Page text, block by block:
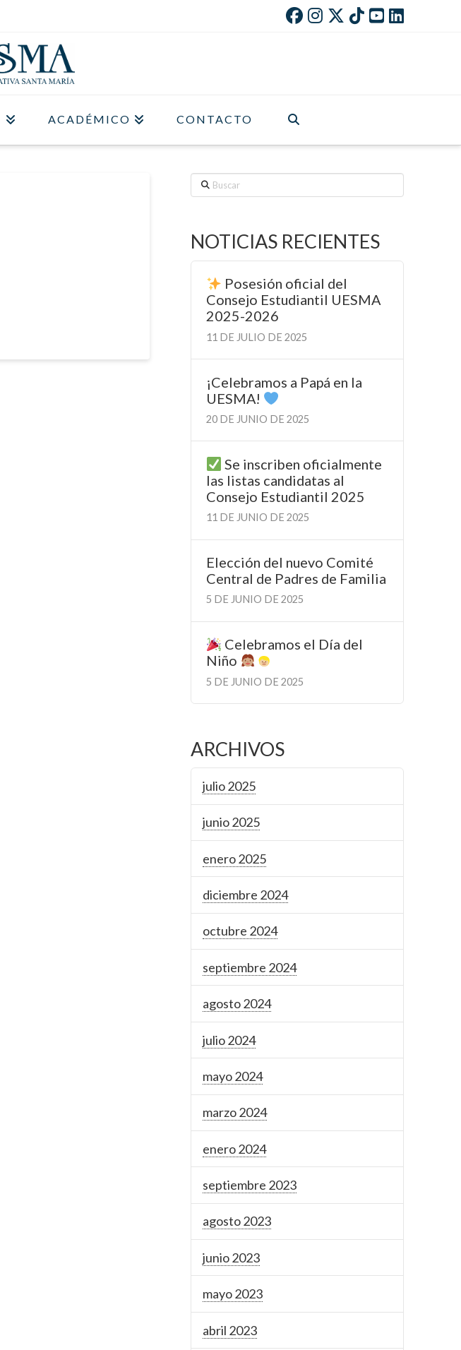
ACADÉMICO CONTACTO
Buscar
NOTICIAS RECIENTES
Posesión oficial del
Consejo Estudiantil UESMA
2025-2026
11 DE JULIO DE 2025
¡Celebramos a Papá en la
UESMA!
20 DE JUNIO DE 2025
Se inscriben oficialmente
las listas candidatas al
Consejo Estudiantil 2025
11 DE JUNIO DE 2025
Elección del nuevo Comité
Central de Padres de Familia
5 DE JUNIO DE 2025
Celebramos el Día del
Niño
5 DE JUNIO DE 2025
ARCHIVOS
julio 2025
junio 2025
enero 2025
diciembre 2024
octubre 2024
septiembre 2024
agosto 2024
julio 2024
mayo 2024
marzo 2024
enero 2024
septiembre 2023
agosto 2023
junio 2023
mayo 2023
abril 2023